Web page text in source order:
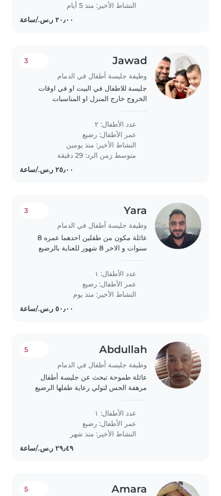
النشاط الأخير: منذ 5 أيام
Jawad
وظيفة جليسة أطفال في الدمام
3
جليسة للاطفال في البيت او في اوقات
الخروج خارج المنزل او المناسبات
عدد الأطفال: ٢
عمر الأطفال: رضيع
النشاط الأخير: منذ يومين
متوسط زمن الرد: 29 دقيقة
Yara
وظيفة جليسة أطفال في الدمام
3
عائلة مكون من طفلين احدهما عمره 8
سنوات و الاخر 8 شهور للعناية بالرضيع
عدد الأطفال: ١
عمر الأطفال: رضيع
النشاط الأخير: منذ يوم
Abdullah
وظيفة جليسة أطفال في الدمام
5
عائلة طموحة تبحث عن جليسة أطفال
مرهفة الحس لتولي رعاية طفلها الرضيع
على مساعدة الأطفال في أداء الواجبات
المدرسية. نأمل في لقاءك اهم شي الأمانة
ومخافة..
عدد الأطفال: ١
عمر الأطفال: رضيع
النشاط الأخير: منذ شهر
Amara
5